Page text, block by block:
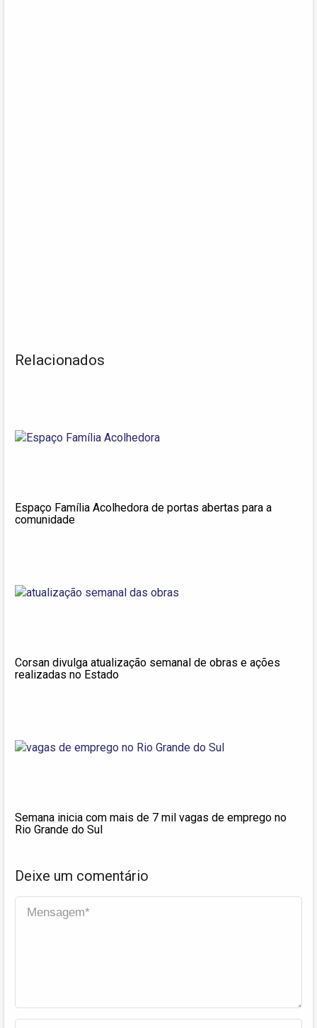
Relacionados
Espaço Família Acolhedora de portas abertas para a
comunidade
Corsan divulga atualização semanal de obras e ações
realizadas no Estado
Semana inicia com mais de 7 mil vagas de emprego no
Rio Grande do Sul
Deixe um comentário